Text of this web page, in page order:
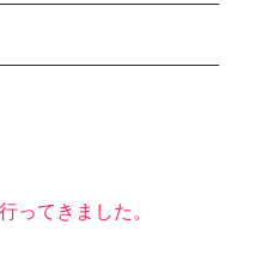
ってきました。